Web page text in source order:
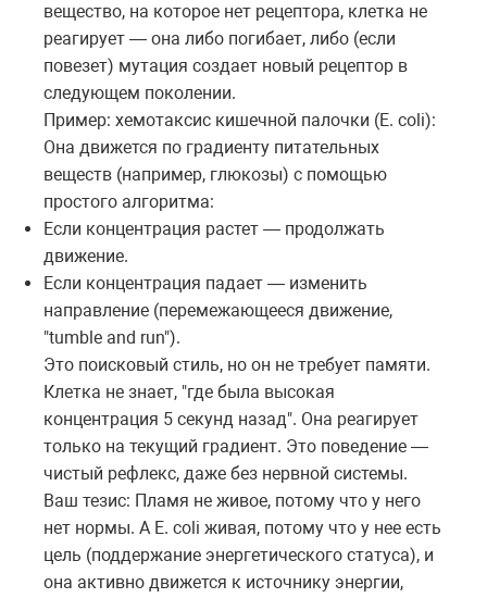
вещество, на которое нет рецептора, клетка не
реагирует — она либо погибает, либо (если
повезет) мутация создает новый рецептор в
следующем поколении.
Пример: хемотаксис кишечной палочки (E. coli):
Она движется по градиенту питательных
веществ (например, глюкозы) с помощью
простого алгоритма:
Если концентрация растет — продолжать
движение.
Если концентрация падает — изменить
направление (перемежающееся движение,
"tumble and run").
Это поисковый стиль, но он не требует памяти.
Клетка не знает, "где была высокая
концентрация 5 секунд назад". Она реагирует
только на текущий градиент. Это поведение —
чистый рефлекс, даже без нервной системы.
Ваш тезис: Пламя не живое, потому что у него
нет нормы. А E. coli живая, потому что у нее есть
цель (поддержание энергетического статуса), и
она активно движется к источнику энергии,